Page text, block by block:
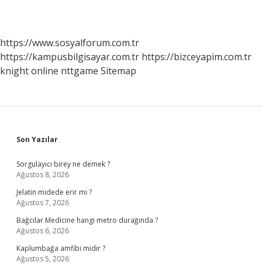
https://www.sosyalforum.com.tr
https://kampusbilgisayar.com.tr https://bizceyapim.com.tr
knight online nttgame Sitemap
Sidebar
Son Yazılar
Sorgulayıcı birey ne demek ?
Ağustos 8, 2026
Jelatin midede erir mi ?
Ağustos 7, 2026
Bağcılar Medicine hangi metro durağında ?
Ağustos 6, 2026
Kaplumbağa amfibi midir ?
Ağustos 5, 2026